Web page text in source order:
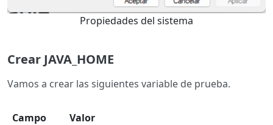
Propiedades del sistema
Crear JAVA_HOME
Vamos a crear las siguientes variable de prueba.
Campo
Valor